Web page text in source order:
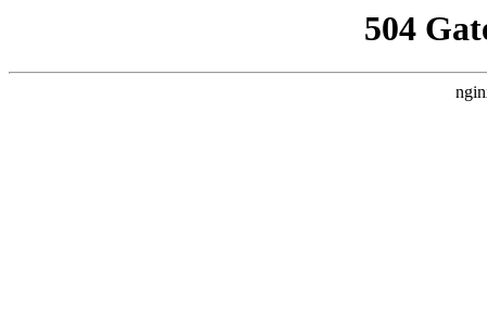
504